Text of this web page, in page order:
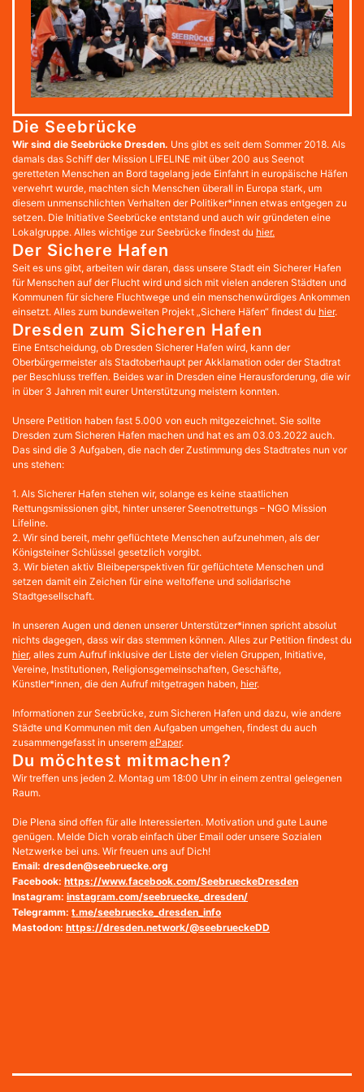
Die Seebrücke
Wir sind die Seebrücke Dresden. Uns gibt es seit dem Sommer 2018. Als
damals das Schiff der Mission LIFELINE mit über 200 aus Seenot
geretteten Menschen an Bord tagelang jede Einfahrt in europäische Häfen
verwehrt wurde, machten sich Menschen überall in Europa stark, um
diesem unmenschlichten Verhalten der Politiker*innen etwas entgegen zu
setzen. Die Initiative Seebrücke entstand und auch wir gründeten eine
Lokalgruppe. Alles wichtige zur Seebrücke findest du hier.
Der Sichere Hafen
Seit es uns gibt, arbeiten wir daran, dass unsere Stadt ein Sicherer Hafen
für Menschen auf der Flucht wird und sich mit vielen anderen Städten und
Kommunen für sichere Fluchtwege und ein menschenwürdiges Ankommen
einsetzt. Alles zum bundeweiten Projekt „Sichere Häfen“ findest du hier.
Dresden zum Sicheren Hafen
Eine Entscheidung, ob Dresden Sicherer Hafen wird, kann der
Oberbürgermeister als Stadtoberhaupt per Akklamation oder der Stadtrat
per Beschluss treffen. Beides war in Dresden eine Herausforderung, die wir
in über 3 Jahren mit eurer Unterstützung meistern konnten.
Unsere Petition haben fast 5.000 von euch mitgezeichnet. Sie sollte
Dresden zum Sicheren Hafen machen und hat es am 03.03.2022 auch.
Das sind die 3 Aufgaben, die nach der Zustimmung des Stadtrates nun vor
uns stehen:
1. Als Sicherer Hafen stehen wir, solange es keine staatlichen
Rettungsmissionen gibt, hinter unserer Seenotrettungs – NGO Mission
Lifeline.
2. Wir sind bereit, mehr geflüchtete Menschen aufzunehmen, als der
Königsteiner Schlüssel gesetzlich vorgibt.
3. Wir bieten aktiv Bleibeperspektiven für geflüchtete Menschen und
setzen damit ein Zeichen für eine weltoffene und solidarische
Stadtgesellschaft.
In unseren Augen und denen unserer Unterstützer*innen spricht absolut
nichts dagegen, dass wir das stemmen können. Alles zur Petition findest du
hier, alles zum Aufruf inklusive der Liste der vielen Gruppen, Initiative,
Vereine, Institutionen, Religionsgemeinschaften, Geschäfte,
Künstler*innen, die den Aufruf mitgetragen haben, hier.
Informationen zur Seebrücke, zum Sicheren Hafen und dazu, wie andere
Städte und Kommunen mit den Aufgaben umgehen, findest du auch
zusammengefasst in unserem ePaper.
Du möchtest mitmachen?
Wir treffen uns jeden 2. Montag um 18:00 Uhr in einem zentral gelegenen
Raum.
Die Plena sind offen für alle Interessierten. Motivation und gute Laune
genügen. Melde Dich vorab einfach über Email oder unsere Sozialen
Netzwerke bei uns. Wir freuen uns auf Dich!
Email: dresden@seebruecke.org
Facebook: https://www.facebook.com/SeebrueckeDresden
Instagram: instagram.com/seebruecke_dresden/
Telegramm: t.me/seebruecke_dresden_info
Mastodon: https://dresden.network/@seebrueckeDD